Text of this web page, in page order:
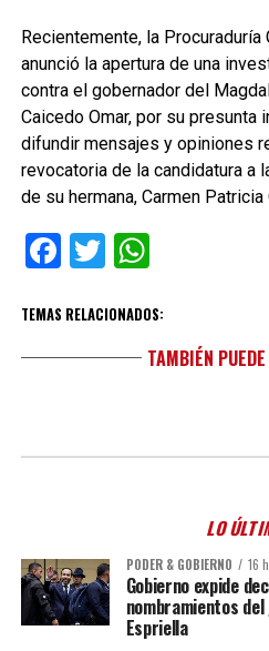
Recientemente, la Procuraduría
anunció la apertura de una
contra el gobernador del
Caicedo Omar, por su presunta
difundir mensajes y opiniones
revocatoria de la candidatura a
de su hermana, Carmen Patricia
Facebook
Twitter
TEMAS RELACIONADOS:
TAMBIÉN
LO
PODER & GOBIERNO 16
Gobierno expide
nombramientos
Espriella